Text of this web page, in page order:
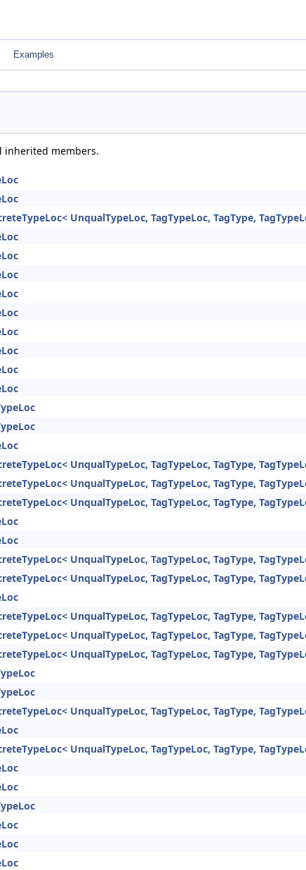
Examples
inherited members.
UnqualTypeLoc, TagTypeLoc, TagType,
UnqualTypeLoc, TagTypeLoc, TagType,
UnqualTypeLoc, TagTypeLoc, TagType,
UnqualTypeLoc, TagTypeLoc, TagType,
UnqualTypeLoc, TagTypeLoc, TagType,
UnqualTypeLoc, TagTypeLoc, TagType,
UnqualTypeLoc, TagTypeLoc, TagType,
UnqualTypeLoc, TagTypeLoc, TagType,
UnqualTypeLoc, TagTypeLoc, TagType,
UnqualTypeLoc, TagTypeLoc, TagType,
UnqualTypeLoc, TagTypeLoc, TagType,